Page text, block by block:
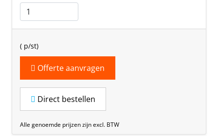
( p/st)
Offerte aanvragen
Direct bestellen
Alle genoemde prijzen zijn excl. BTW